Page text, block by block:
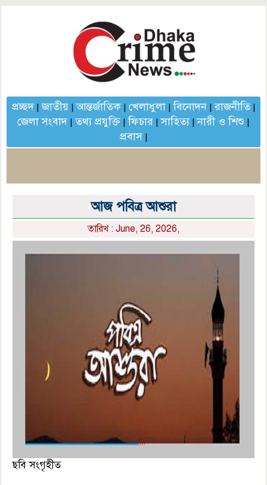
প্রচ্ছদ|জাতীয়|আন্তর্জাতিক| খেলাধুলা|বিনোদন|রাজনীতি|
জেলা সংবাদ|তথ্য প্রযুক্তি |ফিচার |সাহিত্য|নারী ও শিশু |
প্রবাস|
আজ পবিত্র আশুরা
তারিখ : June, 26, 2026,
ছবি সংগৃহীত